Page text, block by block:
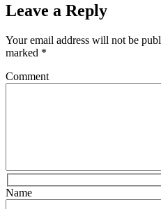
Leave a Reply
Your email address will not be
marked *
Comment
Name